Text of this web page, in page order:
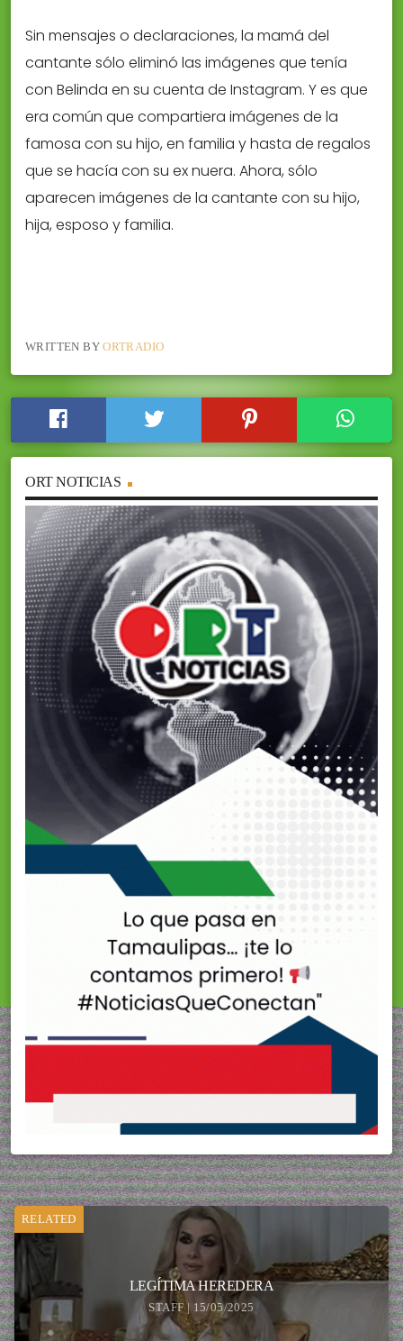
Sin mensajes o declaraciones, la mamá del
cantante sólo eliminó las imágenes que tenía
con Belinda en su cuenta de Instagram. Y es que
era común que compartiera imágenes de la
famosa con su hijo, en familia y hasta de regalos
que se hacía con su ex nuera. Ahora, sólo
aparecen imágenes de la cantante con su hijo,
hija, esposo y familia.
WRITTEN BYORTRADIO
ORT NOTICIAS
RELATED
LEGÍTIMA HEREDERA
STAFF | 15/05/2025